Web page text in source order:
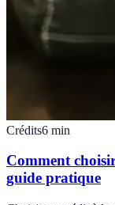
Crédits6 min
Comment
guide pratique